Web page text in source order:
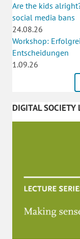
Are the kids
social media bans
24.08.26
Workshop:
Entscheidungen
1.09.26
DIGITAL SOCIETY